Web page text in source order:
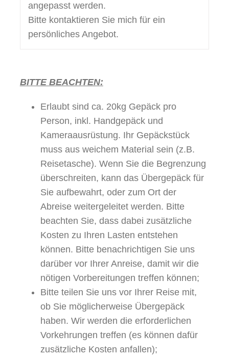
angepasst werden.
Bitte kontaktieren Sie mich für ein
persönliches Angebot.
BITTE BEACHTEN:
Erlaubt sind ca. 20kg Gepäck pro
Person, inkl. Handgepäck und
Kameraausrüstung. Ihr Gepäckstück
muss aus weichem Material sein (z.B.
Reisetasche). Wenn Sie die Begrenzung
überschreiten, kann das Übergepäck für
Sie aufbewahrt, oder zum Ort der
Abreise weitergeleitet werden. Bitte
beachten Sie, dass dabei zusätzliche
Kosten zu Ihren Lasten entstehen
können. Bitte benachrichtigen Sie uns
darüber vor Ihrer Anreise, damit wir die
nötigen Vorbereitungen treffen können;
Bitte teilen Sie uns vor Ihrer Reise mit,
ob Sie möglicherweise Übergepäck
haben. Wir werden die erforderlichen
Vorkehrungen treffen (es können dafür
zusätzliche Kosten anfallen);